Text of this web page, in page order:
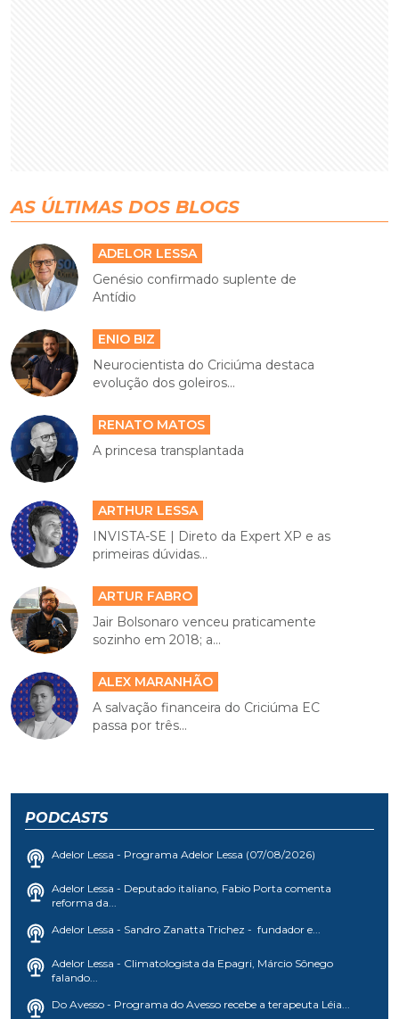
AS ÚLTIMAS DOS BLOGS
ADELOR LESSA
Genésio confirmado suplente de
Antídio
ENIO BIZ
Neurocientista do Criciúma destaca
evolução dos goleiros...
RENATO MATOS
A princesa transplantada
ARTHUR LESSA
INVISTA-SE | Direto da Expert XP e as
primeiras dúvidas...
ARTUR FABRO
Jair Bolsonaro venceu praticamente
sozinho em 2018; a...
ALEX MARANHÃO
A salvação financeira do Criciúma EC
passa por três...
PODCASTS
Adelor Lessa - Programa Adelor Lessa (07/08/2026)
Adelor Lessa - Deputado italiano, Fabio Porta comenta
reforma da...
Adelor Lessa - Sandro Zanatta Trichez - fundador e...
Adelor Lessa - Climatologista da Epagri, Márcio Sônego
falando...
Do Avesso - Programa do Avesso recebe a terapeuta Léia...